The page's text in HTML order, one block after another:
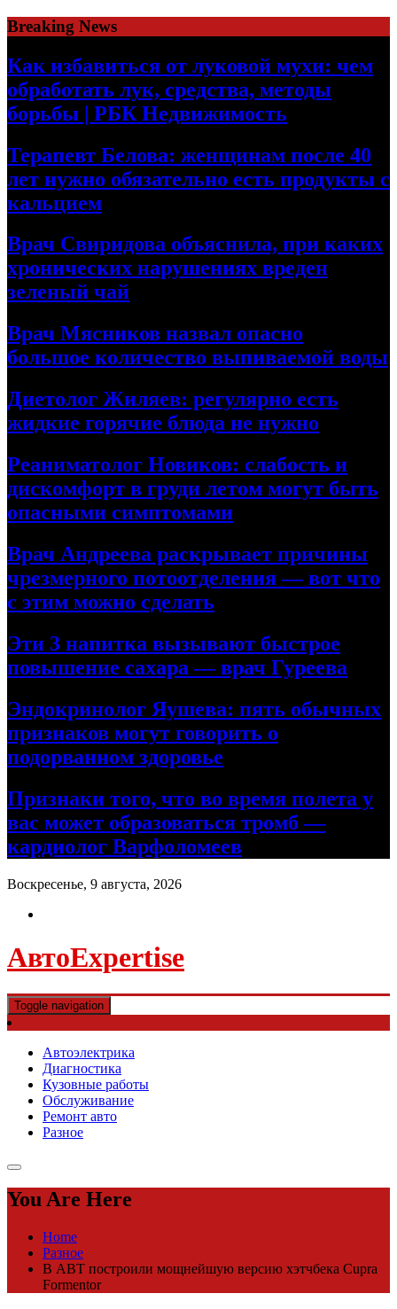
Skip
to
content
Breaking News
Как избавиться от луковой мухи: чем
обработать лук, средства, методы
борьбы | РБК Недвижимость
Терапевт Белова: женщинам после 40
лет нужно обязательно есть продукты с
кальцием
Врач Свиридова объяснила, при каких
хронических нарушениях вреден
зеленый чай
Врач Мясников назвал опасно
большое количество выпиваемой воды
Диетолог Жиляев: регулярно есть
жидкие горячие блюда не нужно
Реаниматолог Новиков: слабость и
дискомфорт в груди летом могут быть
опасными симптомами
Врач Андреева раскрывает причины
чрезмерного потоотделения — вот что
с этим можно сделать
Эти 3 напитка вызывают быстрое
повышение сахара — врач Гуреева
Эндокринолог Яушева: пять обычных
признаков могут говорить о
подорванном здоровье
Признаки того, что во время полета у
вас может образоваться тромб —
кардиолог Варфоломеев
Воскресенье, 9 августа, 2026
АвтоExpertise
Toggle navigation
Автоэлектрика
Диагностика
Кузовные работы
Обслуживание
Ремонт авто
Разное
You Are Here
Home
Разное
В ABT построили мощнейшую версию хэтчбека Cupra
Formentor